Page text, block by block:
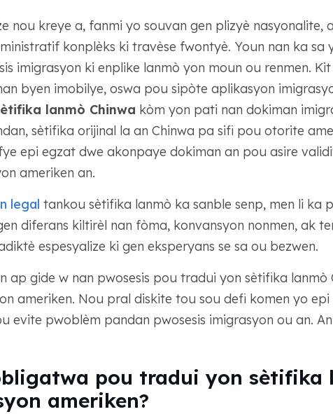
nou kreye a, fanmi yo souvan gen plizyè nasyonalite,
konplèks ki travèse fwontyè. Youn nan ka sa
imigrasyon ki enplike lanmò yon moun ou renmen.
byen imobilye, oswa pou sipòte aplikasyon
lanmò Chinwa kòm yon pati nan dokiman
sètifika orijinal la an Chinwa pa sifi pou otorite
epi egzat dwe akonpaye dokiman an pou asire
ameriken an.
legal tankou sètifika lanmò ka sanble senp, men li ka
diferans kiltirèl nan fòma, konvansyon nonmen, ak
espesyalize ki gen eksperyans se sa ou bezwen.
ap gide w nan pwosesis pou tradui yon sètifika lanmò
ameriken. Nou pral diskite tou sou defi komen yo
evite pwoblèm pandan pwosesis imigrasyon ou an.
pou tradui yon sètifika
ameriken?